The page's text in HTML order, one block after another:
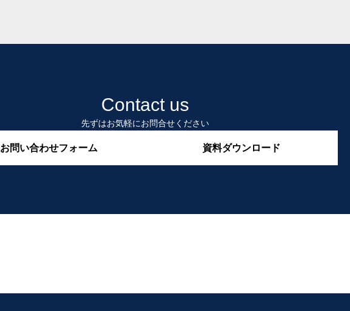
Contact us
先ずはお気軽にお問合せください
お問い合わせフォーム 資料ダウンロード